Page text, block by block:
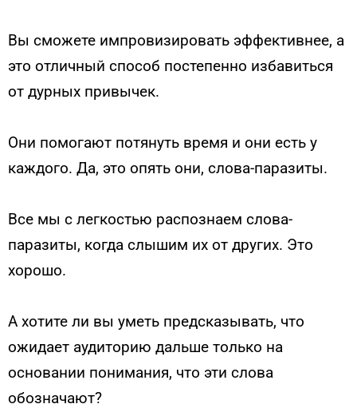
Вы сможете импровизировать эффективнее, а
это отличный способ постепенно избавиться
от дурных привычек.
Они помогают потянуть время и они есть у
каждого. Да, это опять они, слова-паразиты.
Все мы с легкостью распознаем слова-
паразиты, когда слышим их от других. Это
хорошо.
А хотите ли вы уметь предсказывать, что
ожидает аудиторию дальше только на
основании понимания, что эти слова
обозначают?